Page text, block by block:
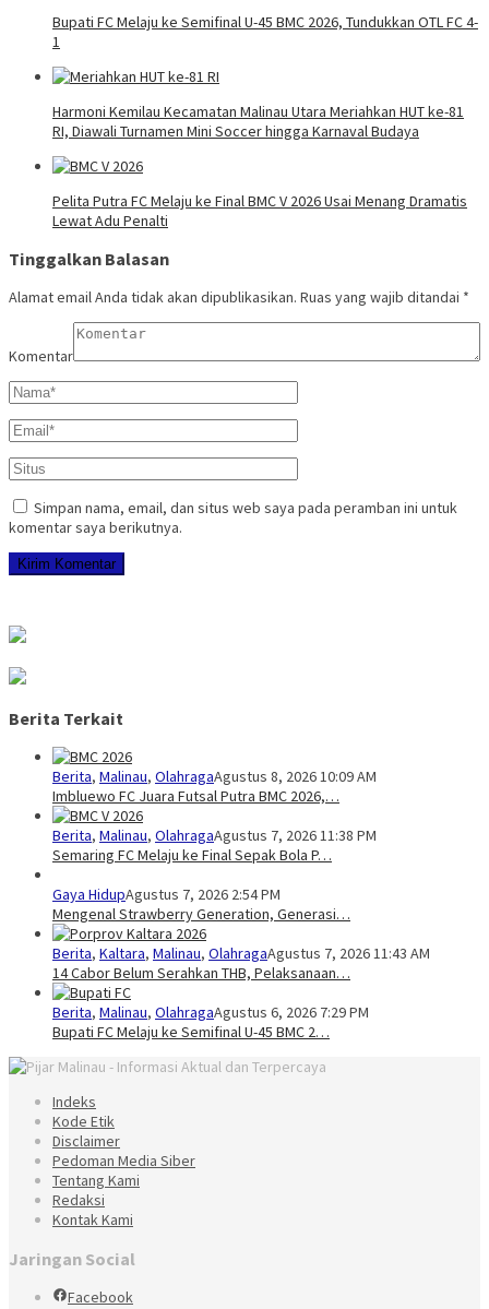
Bupati FC Melaju ke Semifinal U-45 BMC 2026, Tundukkan OTL FC 4-
1
Harmoni Kemilau Kecamatan Malinau Utara Meriahkan HUT ke-81
RI, Diawali Turnamen Mini Soccer hingga Karnaval Budaya
Pelita Putra FC Melaju ke Final BMC V 2026 Usai Menang Dramatis
Lewat Adu Penalti
Tinggalkan Balasan
Alamat email Anda tidak akan dipublikasikan. Ruas yang wajib ditandai *
Komentar
Simpan nama, email, dan situs web saya pada peramban ini untuk
komentar saya berikutnya.
Berita Terkait
Berita, Malinau, OlahragaAgustus 8, 2026 10:09 AM
Imbluewo FC Juara Futsal Putra BMC 2026,…
Berita, Malinau, OlahragaAgustus 7, 2026 11:38 PM
Semaring FC Melaju ke Final Sepak Bola P…
Gaya HidupAgustus 7, 2026 2:54 PM
Mengenal Strawberry Generation, Generasi…
Berita, Kaltara, Malinau, OlahragaAgustus 7, 2026 11:43 AM
14 Cabor Belum Serahkan THB, Pelaksanaan…
Berita, Malinau, OlahragaAgustus 6, 2026 7:29 PM
Bupati FC Melaju ke Semifinal U-45 BMC 2…
Indeks
Kode Etik
Disclaimer
Pedoman Media Siber
Tentang Kami
Redaksi
Kontak Kami
Jaringan Social
Facebook